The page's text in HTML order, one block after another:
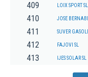
409 LOIX SPORT SL
410 JOSE
411 SUVER
412 FAJOVI SL
413 IJES SOLAR SL